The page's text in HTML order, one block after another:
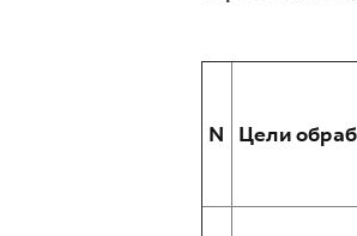
N Цели